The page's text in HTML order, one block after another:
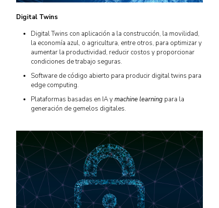
Digital Twins
Digital Twins con aplicación a la construcción, la movilidad,
la economía azul, o agricultura, entre otros, para optimizar y
aumentar la productividad, reducir costos y proporcionar
condiciones de trabajo seguras.
Software de código abierto para producir digital twins para
edge computing.
Plataformas basadas en IA ymachine learning para la
generación de gemelos digitales.